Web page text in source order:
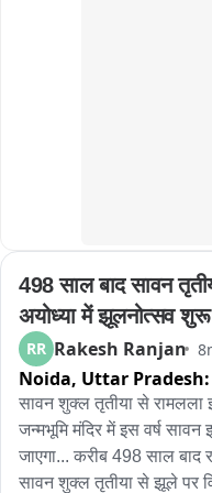
पूजा-अर्चना कर अपनी
498 साल बाद सावन
अयोध्या में झूलनोत्सव शुरू
RR Rakesh Ranjan
Noida, Uttar Pradesh:
सावन शुक्ल तृतीया से रामलला
जन्मभूमि मंदिर में इस वर्ष
जाएगा... करीब 498 साल बाद
सावन शुक्ल तृतीया से झूले पर